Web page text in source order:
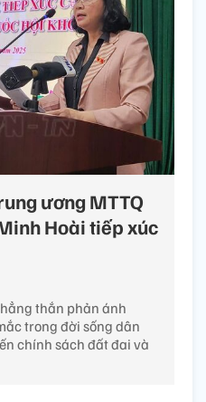
ương MTTQ
Hoài tiếp xúc
thắn phản ánh
trong đời sống dân
chính sách đất đai và